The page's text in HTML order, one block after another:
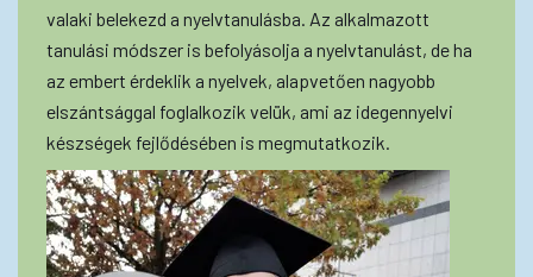
valaki belekezd a nyelvtanulásba. Az alkalmazott
tanulási módszer is befolyásolja a nyelvtanulást, de ha
az embert érdeklik a nyelvek, alapvetően nagyobb
elszántsággal foglalkozik velük, ami az idegennyelvi
készségek fejlődésében is megmutatkozik.